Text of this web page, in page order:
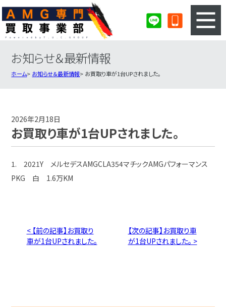
3ステップのカンタン査定
AMG買取実績
お知らせ＆最新情報
ホーム お知らせ＆最新情報 お買取り車が1台UPされました。
2026年2月18日
お買取り車が1台UPされました。
1. 2021Y メルセデスAMGCLA354マチックAMGパフォーマンス
PKG 白 1.6万KM
< 【前の記事】お買取り
車が1台UPされました。
【次の記事】お買取り車
が1台UPされました。 >